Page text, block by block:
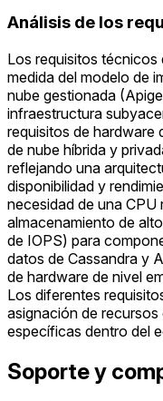
Análisis de los
Los requisitos técnicos
medida del modelo de
nube gestionada
infraestructura
requisitos de hardware
de nube híbrida y
reflejando una
disponibilidad y
necesidad de una CPU
almacenamiento de
de IOPS) para
datos de Cassandra y
de hardware de nivel
Los diferentes
asignación de
específicas dentro del
Soporte y